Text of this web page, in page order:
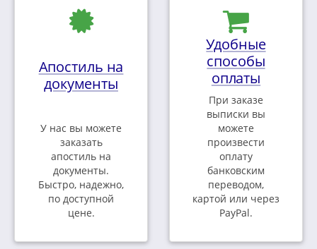
Апостиль на
документы
У нас вы можете
заказать
апостиль на
документы.
Быстро, надежно,
по доступной
цене.
Удобные
способы
оплаты
При заказе
выписки вы
можете
произвести
оплату
банковским
переводом,
картой или через
PayPal.